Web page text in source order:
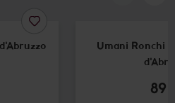
Umani Ronchi
89